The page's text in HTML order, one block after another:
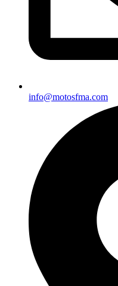
info@motosfma.com